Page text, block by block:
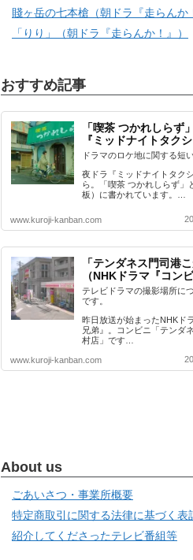
賤ヶ岳の七本槍（朝ドラ『走らんか
「りり」（朝ドラ『走らんか！』）
おすすめ記事
「喫茶 つかれしらず
『ミッドナイトタクシ
ドラマのロケ地に関する短
夜ドラ『ミッドナイトタク
ら。「喫茶 つかれしらず」
板）に書かれています。…
www.kuroji-kanban.com
「テンダネス門司港
（NHKドラマ『コン
テレビドラマの撮影場所に
です。
昨日放送が始まったNHKド
兄弟』。コンビニ「テンダ
村店」です…
www.kuroji-kanban.com
About us
ごあいさつ・事業所概要
特定商取引に関する法律に基づく表
紹介してくださったテレビ番組等